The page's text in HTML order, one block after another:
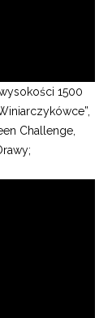
1500
Challenge,